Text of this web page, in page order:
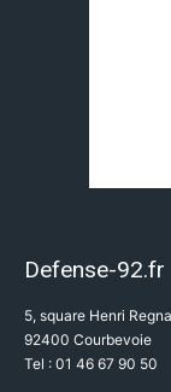
Defense-92.fr
5, square Henri
92400 Courbevoie
Tel : 01 46 67 90 50